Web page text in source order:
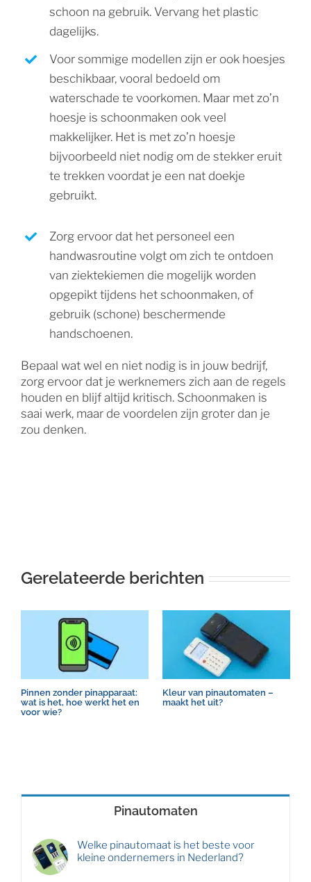
schoon na gebruik. Vervang het plastic
dagelijks.
Voor sommige modellen zijn er ook hoesjes
beschikbaar, vooral bedoeld om
waterschade te voorkomen. Maar met zo’n
hoesje is schoonmaken ook veel
makkelijker. Het is met zo’n hoesje
bijvoorbeeld niet nodig om de stekker eruit
te trekken voordat je een nat doekje
gebruikt.
Zorg ervoor dat het personeel een
handwasroutine volgt om zich te ontdoen
van ziektekiemen die mogelijk worden
opgepikt tijdens het schoonmaken, of
gebruik (schone) beschermende
handschoenen.
Bepaal wat wel en niet nodig is in jouw bedrijf,
zorg ervoor dat je werknemers zich aan de regels
houden en blijf altijd kritisch. Schoonmaken is
saai werk, maar de voordelen zijn groter dan je
zou denken.
Gerelateerde berichten
Pinnen zonder pinapparaat:
wat is het, hoe werkt het en
voor wie?
Kleur van pinautomaten –
maakt het uit?
Pinautomaten
Welke pinautomaat is het beste voor
kleine ondernemers in Nederland?